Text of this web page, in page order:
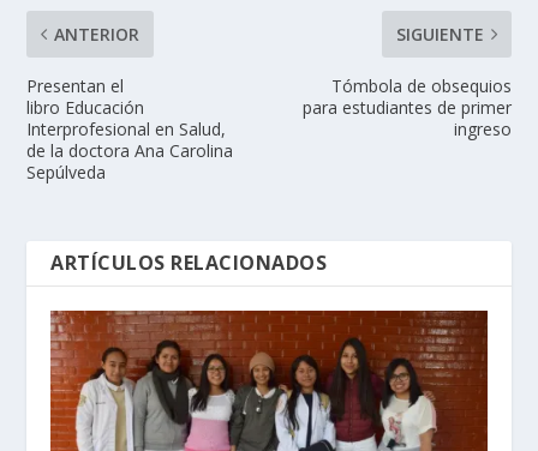
ANTERIOR
Presentan el
libro Educación
Interprofesional en Salud,
de la doctora Ana Carolina
Sepúlveda
SIGUIENTE
Tómbola de obsequios
para estudiantes de primer
ingreso
ARTÍCULOS RELACIONADOS